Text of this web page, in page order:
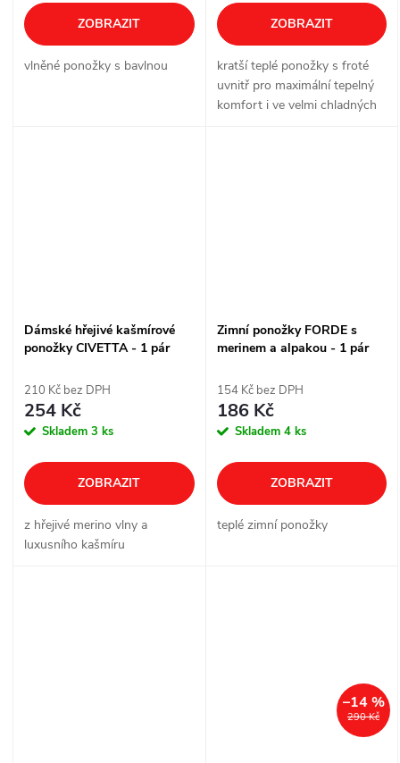
ZOBRAZIT
vlněné ponožky s bavlnou
ZOBRAZIT
kratší teplé ponožky s froté
uvnitř pro maximální tepelný
komfort i ve velmi chladných
Dámské hřejivé kašmírové
ponožky CIVETTA - 1 pár
210 Kč bez DPH
254 Kč
Skladem 3 ks
ZOBRAZIT
z hřejivé merino vlny a
luxusního kašmíru
Zimní ponožky FORDE s
merinem a alpakou - 1 pár
154 Kč bez DPH
186 Kč
Skladem 4 ks
ZOBRAZIT
teplé zimní ponožky
290 Kč
–14 %